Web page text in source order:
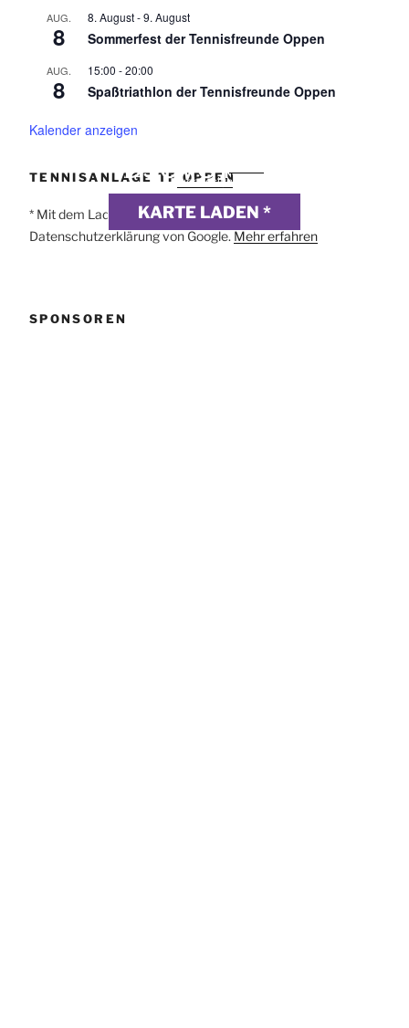
AUG.
8
8. August-9. August
Sommerfest der Tennisfreunde Oppen
AUG.
8
15:00 -20:00
Spaßtriathlon der Tennisfreunde Oppen
Kalender anzeigen
TENNISANLAGE TF OPPEN
DSGVO MAP
KARTE LADEN *
webdesign
* Mit dem Laden der Karte akzeptierst du die
Datenschutzerklärung von Google. Mehr erfahren
SPONSOREN